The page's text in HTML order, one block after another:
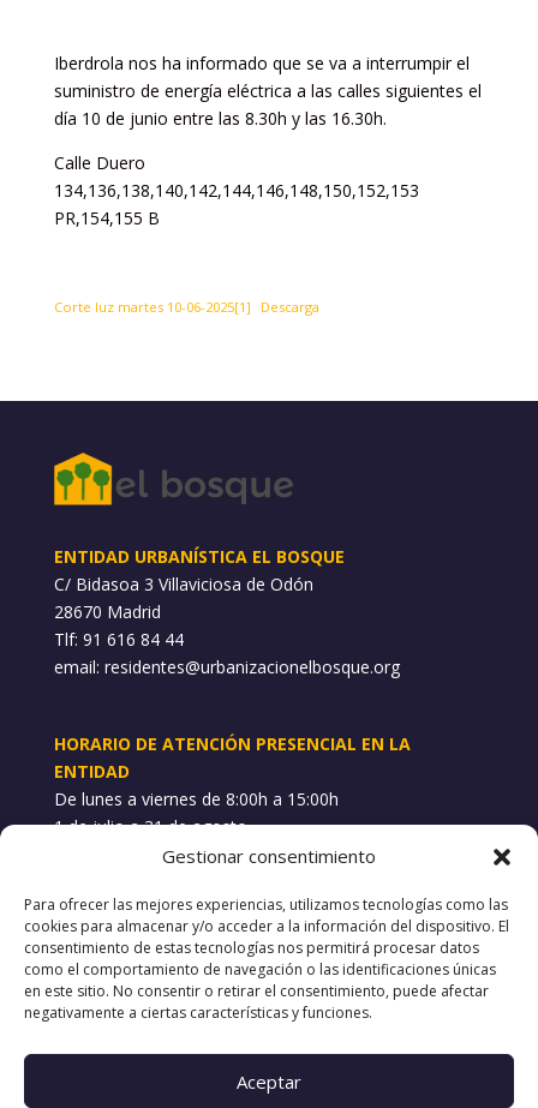
Gestionar consentimiento
Para ofrecer las mejores experiencias, utilizamos tecnologías como las
cookies para almacenar y/o acceder a la información del dispositivo. El
consentimiento de estas tecnologías nos permitirá procesar datos
como el comportamiento de navegación o las identificaciones únicas
en este sitio. No consentir o retirar el consentimiento, puede afectar
negativamente a ciertas características y funciones.
Aceptar
Iberdrola nos ha informado que se va a interrumpir el
suministro de energía eléctrica a las calles siguientes el
día 10 de junio entre las 8.30h y las 16.30h.
Calle Duero
134,136,138,140,142,144,146,148,150,152,153
PR,154,155 B
Corte luz martes 10-06-2025[1] Descarga
ENTIDAD URBANÍSTICA EL BOSQUE
C/ Bidasoa 3 Villaviciosa de Odón
28670 Madrid
Tlf: 91 616 84 44
email: residentes@urbanizacionelbosque.org
HORARIO DE ATENCIÓN PRESENCIAL EN LA
ENTIDAD
De lunes a viernes de 8:00h a 15:00h
1 de julio a 31 de agosto
689 748 101
POLÍTICAS
Aviso Legal